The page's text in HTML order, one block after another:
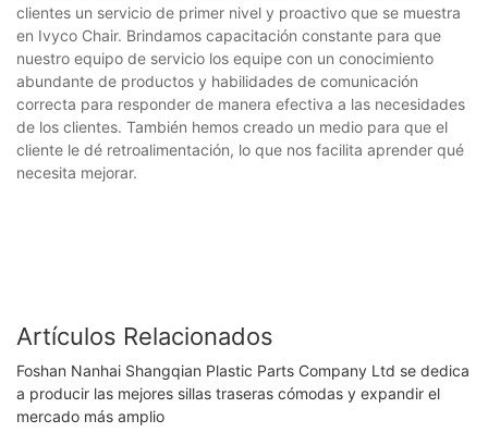
clientes un servicio de primer nivel y proactivo que se muestra
en Ivyco Chair. Brindamos capacitación constante para que
nuestro equipo de servicio los equipe con un conocimiento
abundante de productos y habilidades de comunicación
correcta para responder de manera efectiva a las necesidades
de los clientes. También hemos creado un medio para que el
cliente le dé retroalimentación, lo que nos facilita aprender qué
necesita mejorar.
Artículos Relacionados
Foshan Nanhai Shangqian Plastic Parts Company Ltd se dedica
a producir las mejores sillas traseras cómodas y expandir el
mercado más amplio